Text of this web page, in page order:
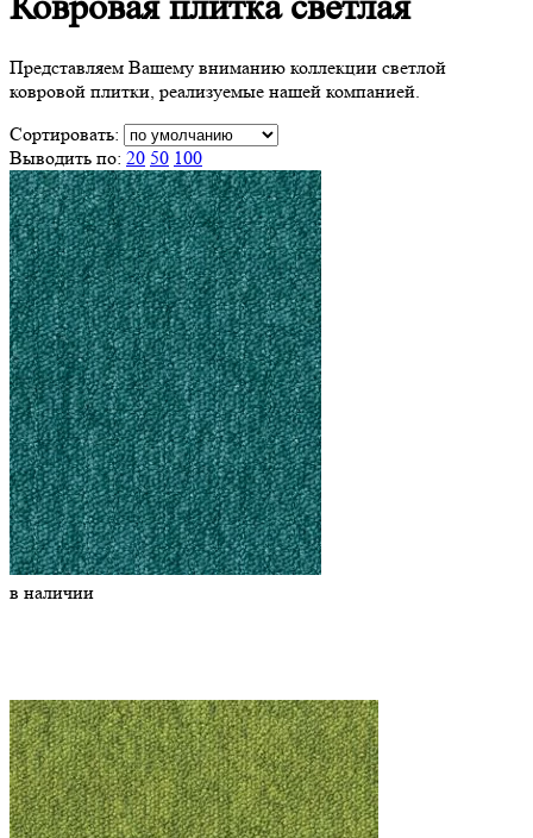
Представляем Вашему вниманию коллекции светлой
ковровой плитки, реализуемые нашей компанией.
Сортировать:
Выводить по: 20 50 100
в наличии